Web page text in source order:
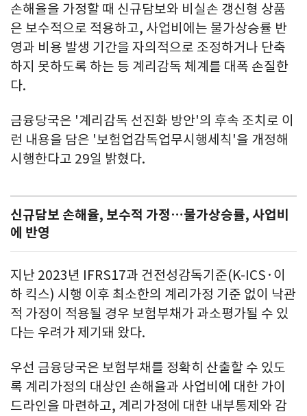
손해율을 가정할 때 신규담보와 비실손 갱신형 상품
은 보수적으로 적용하고, 사업비에는 물가상승률 반
영과 비용 발생 기간을 자의적으로 조정하거나 단축
하지 못하도록 하는 등 계리감독 체계를 대폭 손질한
다.
금융당국은 '계리감독 선진화 방안'의 후속 조치로 이
런 내용을 담은 '보험업감독업무시행세칙'을 개정해
시행한다고 29일 밝혔다.
신규담보 손해율, 보수적 가정…물가상승률, 사업비
에 반영
지난 2023년 IFRS17과 건전성감독기준(K-ICS·이
하 킥스) 시행 이후 최소한의 계리가정 기준 없이 낙관
적 가정이 적용될 경우 보험부채가 과소평가될 수 있
다는 우려가 제기돼 왔다.
우선 금융당국은 보험부채를 정확히 산출할 수 있도
록 계리가정의 대상인 손해율과 사업비에 대한 가이
드라인을 마련하고, 계리가정에 대한 내부통제와 감